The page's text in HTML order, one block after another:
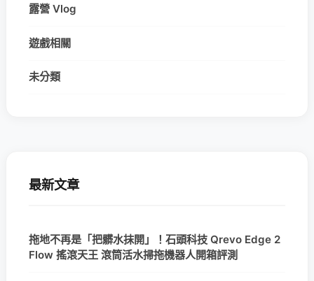
露營 Vlog
遊戲相關
未分類
最新文章
拖地不再是「把髒水抹開」！石頭科技 Qrevo Edge 2
Flow 搖滾天王 滾筒活水掃拖機器人開箱評測